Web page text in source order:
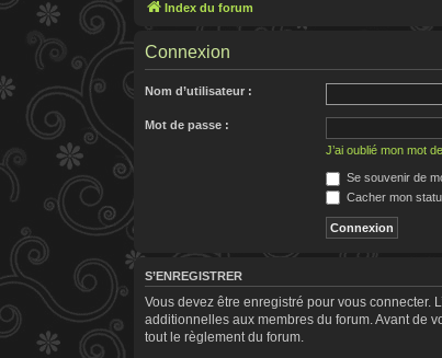
Index du forum
Connexion
Nom d’utilisateur :
Mot de passe :
J’ai oublié mon mot
Se souvenir de
Cacher mon
S’ENREGISTRER
Vous devez être enregistré pour vous connecter.
additionnelles aux membres du forum. Avant de
tout le règlement du forum.